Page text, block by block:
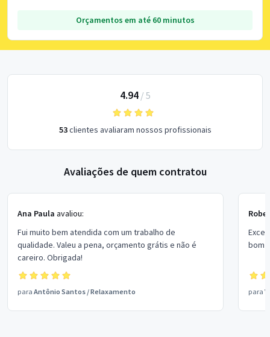
Orçamentos em até 60 minutos
4.94/ 5
53clientes avaliaram nossos profissionais
Avaliações de quem contratou
Ana Paula avaliou:
Fui muito bem atendida com um trabalho de
qualidade. Valeu a pena, orçamento grátis e não é
careiro. Obrigada!
para Antônio Santos /Relaxamento
bom
para